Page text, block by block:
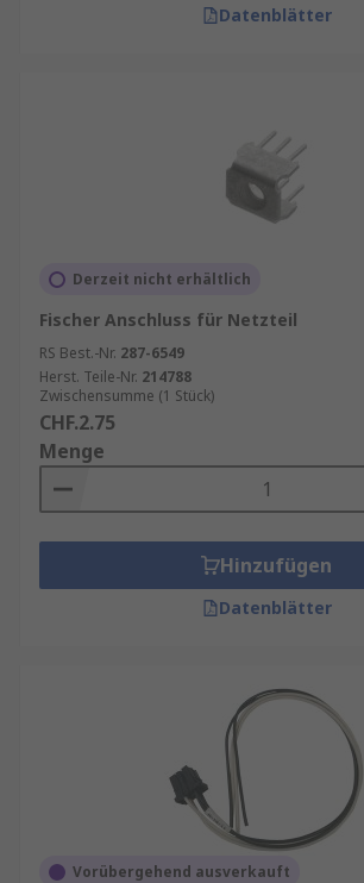
Datenblätter
Derzeit nicht erhältlich
Fischer Anschluss für Netzteil
RS Best.-Nr. 287-6549
Herst. Teile-Nr. 214788
Zwischensumme (1 Stück)
CHF.2.75
Menge
Hinzufügen
Datenblätter
Vorübergehend ausverkauft